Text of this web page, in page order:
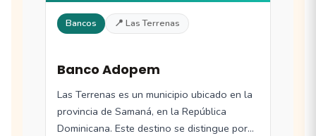
Bancos 📍 Las Terrenas
Banco Adopem
Las Terrenas es un municipio ubicado en la
provincia de Samaná, en la República
Dominicana. Este destino se distingue por…